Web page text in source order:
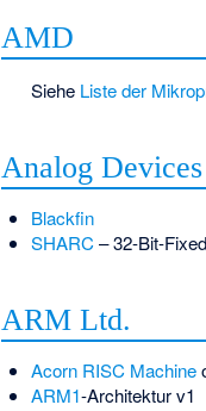
AMD
Siehe Liste der
Analog Devices
Blackfin
SHARC– 32-Bit-
ARM Ltd.
Acorn RISC Machine
ARM1-Architektur v1